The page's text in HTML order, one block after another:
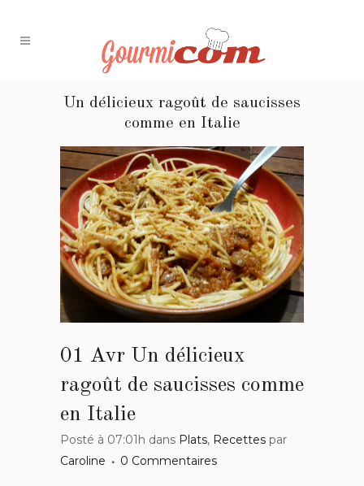
Un délicieux ragoût de saucisses
comme en Italie
01 Avr Un délicieux
ragoût de saucisses comme
en Italie
Posté à 07:01h dans Plats, Recettes par
Caroline
0 Commentaires